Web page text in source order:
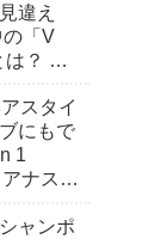
違え
の「V
？ ア
スタイ
にもで
1
ナスタ
ャンポ